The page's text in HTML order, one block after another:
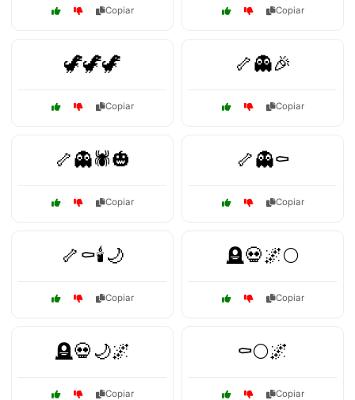
Copiar Copiar
🦖🦖🦖
Copiar
🦴👻🎉
Copiar
🦴👻🕷️🎃
Copiar
🦴👻⚰️
Copiar
🦴⚰️🕯️🌙
Copiar
🪦💀🌌🌕
Copiar
🪦💀🌙🌌
Copiar
⚰️🌕🌌
Copiar